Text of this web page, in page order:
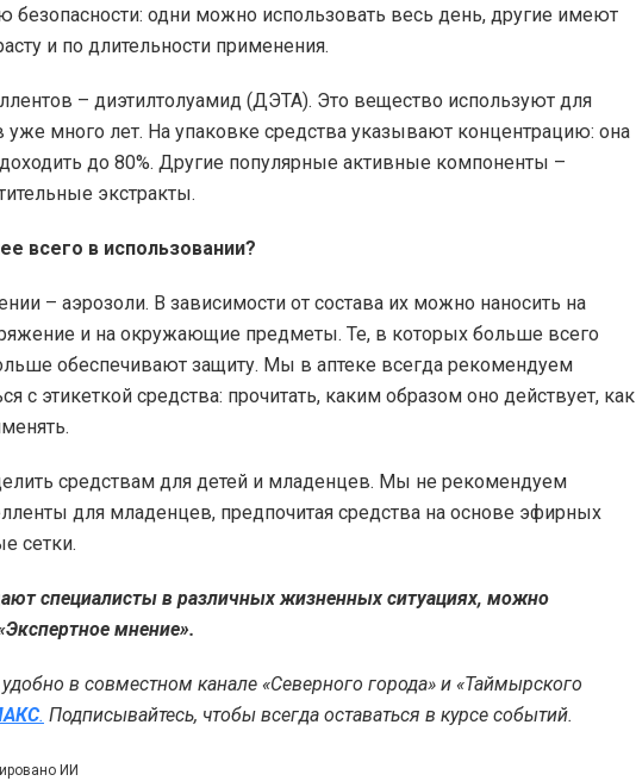
безопасности: одни можно использовать весь день, другие имеют
и по длительности применения.
– диэтилтолуамид (ДЭТА). Это вещество используют для
много лет. На упаковке средства указывают концентрацию: она
до 80%. Другие популярные активные компоненты –
экстракты.
всего в использовании?
– аэрозоли. В зависимости от состава их можно наносить на
и на окружающие предметы. Те, в которых больше всего
обеспечивают защиту. Мы в аптеке всегда рекомендуем
с этикеткой средства: прочитать, каким образом оно действует, как
средствам для детей и младенцев. Мы не рекомендуем
для младенцев, предпочитая средства на основе эфирных
сетки.
специалисты в различных жизненных ситуациях, можно
мнение».
в совместном канале «Северного города» и «Таймырского
. Подписывайтесь, чтобы всегда оставаться в курсе событий.
ИИ